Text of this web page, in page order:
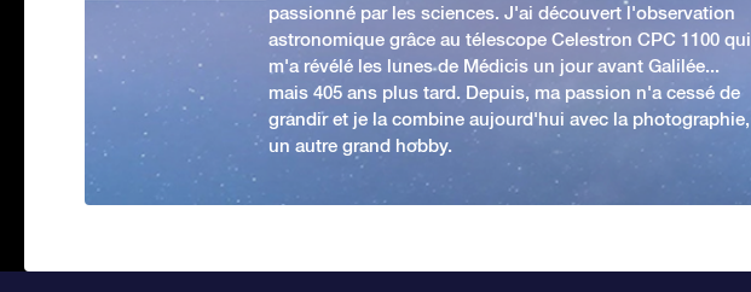
passionné par les sciences. J'ai découvert l'observation
astronomique grâce au télescope Celestron CPC 1100 qui
m'a révélé les lunes de Médicis un jour avant Galilée...
mais 405 ans plus tard. Depuis, ma passion n'a cessé de
grandir et je la combine aujourd'hui avec la photographie,
un autre grand hobby.